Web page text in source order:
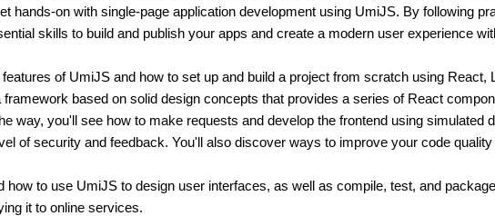
hands-on with single-page application development using UmiJS. By following
skills to build and publish your apps and create a modern user experience
of UmiJS and how to set up and build a project from scratch using React,
based on solid design concepts that provides a series of React
way, you'll see how to make requests and develop the frontend using simulated
of security and feedback. You'll also discover ways to improve your code quality
how to use UmiJS to design user interfaces, as well as compile, test, and
it to online services.